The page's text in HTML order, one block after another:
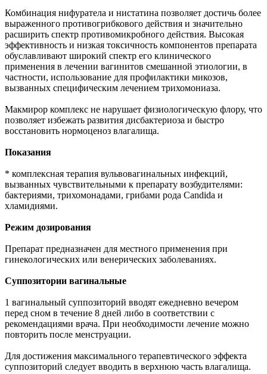
Комбинация нифуратела и нистатина позволяет достичь более
выраженного противогрибкового действия и значительно
расширить спектр противомикробного действия. Высокая
эффективность и низкая токсичность компонентов препарата
обуславливают широкий спектр его клинического
применения в лечении вагинитов смешанной этиологии, в
частности, использование для профилактики микозов,
вызванных специфическим лечением трихомониаза.
Макмирор комплекс не нарушает физиологическую флору, что
позволяет избежать развития дисбактериоза и быстро
восстановить нормоценоз влагалища.
Показания
* комплексная терапия вульвовагинальных инфекций,
вызванных чувствительными к препарату возбудителями:
бактериями, трихомонадами, грибами рода Candida и
хламидиями.
Режим дозирования
Препарат предназначен для местного применения при
гинекологических или венерических заболеваниях.
Суппозитории вагинальные
1 вагинальный суппозиторий вводят ежедневно вечером
перед сном в течение 8 дней либо в соответствии с
рекомендациями врача. При необходимости лечение можно
повторить после менструации.
Для достижения максимального терапевтического эффекта
суппозиторий следует вводить в верхнюю часть влагалища.